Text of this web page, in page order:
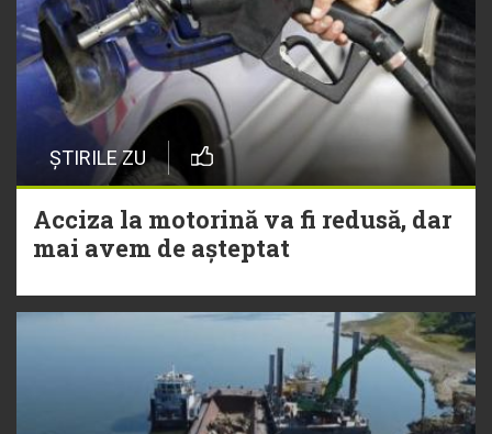
ȘTIRILE ZU
Acciza la motorină va fi redusă, dar
mai avem de așteptat